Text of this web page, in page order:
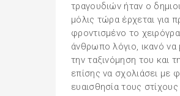
τραγουδιών ήταν ο
μόλις τώρα έρχεται
φροντισμένο το
άνθρωπο λόγιο, ικανό
την ταξινόμηση του και
επίσης να σχολιάσει με
ευαισθησία τους